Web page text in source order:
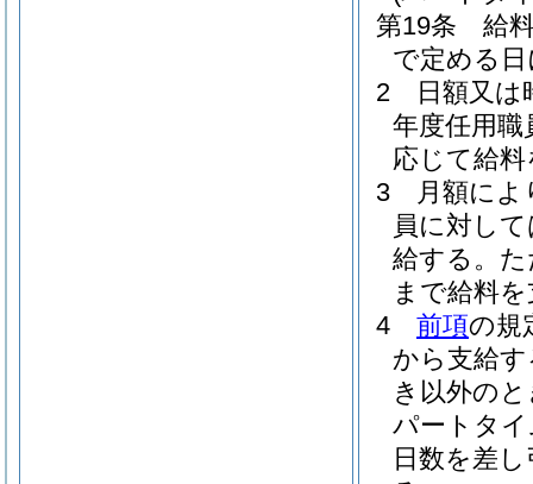
第19条
給
で定める
2
日額又
年度任用
応じて給
3
月額に
員に対し
給する。
まで給料
4
前項の規
から支給
き以外の
パートタ
日数を差